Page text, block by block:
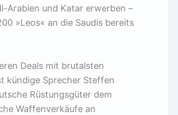
Arabien und Katar erwerben –
»Leos« an die Saudis bereits
Deals mit brutalsten
kündige Sprecher Steffen
Rüstungsgüter dem
Waffenverkäufe an